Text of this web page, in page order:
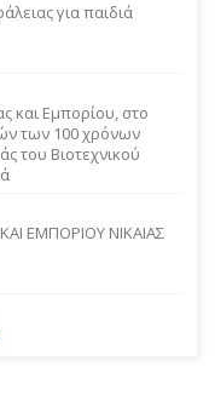
για παιδιά
και Εμπορίου, στο
των 100 χρόνων
του Βιοτεχνικού
ΕΜΠΟΡΙΟΥ ΝΙΚΑΙΑΣ